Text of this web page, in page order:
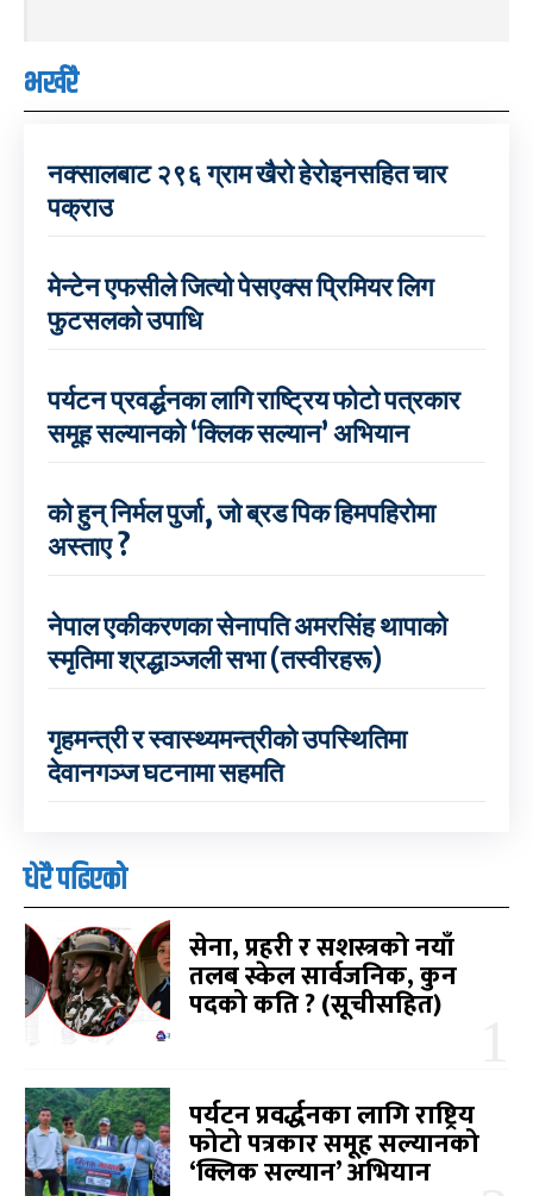
भर्खरै
नक्सालबाट २९६ ग्राम खैरो हेरोइनसहित चार
पक्राउ
मेन्टेन एफसीले जित्यो पेसएक्स प्रिमियर लिग
फुटसलको उपाधि
पर्यटन प्रवर्द्धनका लागि राष्ट्रिय फोटो पत्रकार
समूह सल्यानको ‘क्लिक सल्यान’ अभियान
को हुन् निर्मल पुर्जा, जो ब्रड पिक हिमपहिरोमा
अस्ताए ?
नेपाल एकीकरणका सेनापति अमरसिंह थापाको
स्मृतिमा श्रद्धाञ्जली सभा (तस्वीरहरू)
गृहमन्त्री र स्वास्थ्यमन्त्रीको उपस्थितिमा
देवानगञ्ज घटनामा सहमति
धेरै पढिएको
सेना, प्रहरी र सशस्त्रको नयाँ
तलब स्केल सार्वजनिक, कुन
पदको कति ? (सूचीसहित)
पर्यटन प्रवर्द्धनका लागि राष्ट्रिय
फोटो पत्रकार समूह सल्यानको
‘क्लिक सल्यान’ अभियान